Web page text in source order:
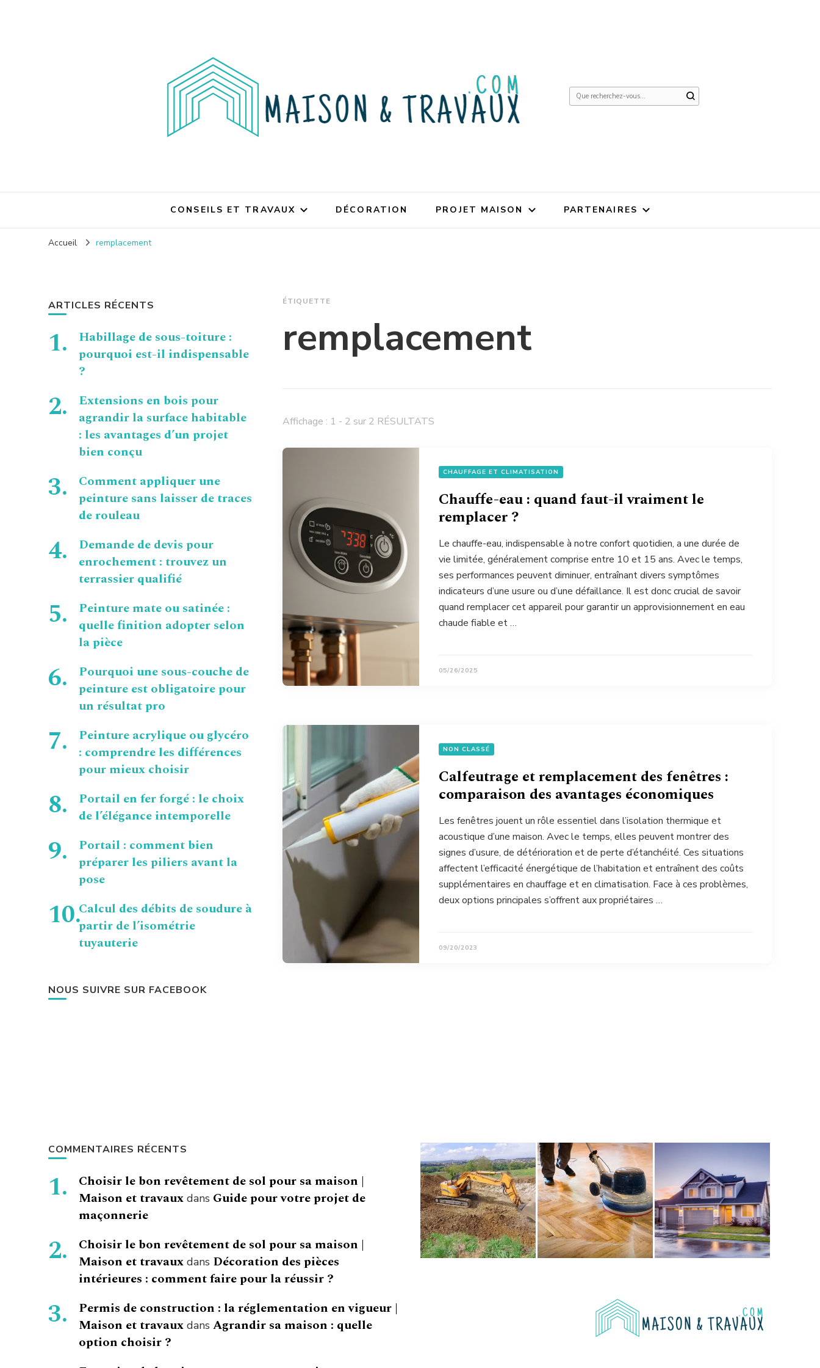
Vous
CONSEILS ET TRAVAUX DÉCORATION PROJET MAISON PARTENAIRES
Accueil remplacement
ÉTIQUETTE
remplacement
Affichage : 1 - 2 sur 2 RÉSULTATS
CHAUFFAGE ET CLIMATISATION
Chauffe-eau : quand faut-il vraiment le
remplacer ?
Le chauffe-eau, indispensable à notre confort quotidien, a une durée de
vie limitée, généralement comprise entre 10 et 15 ans. Avec le temps,
ses performances peuvent diminuer, entraînant divers symptômes
indicateurs d’une usure ou d’une défaillance. Il est donc crucial de savoir
quand remplacer cet appareil pour garantir un approvisionnement en eau
chaude fiable et …
05/26/2025
NON CLASSÉ
Calfeutrage et remplacement des fenêtres :
comparaison des avantages économiques
Les fenêtres jouent un rôle essentiel dans l’isolation thermique et
acoustique d’une maison. Avec le temps, elles peuvent montrer des
signes d’usure, de détérioration et de perte d’étanchéité. Ces situations
affectent l’efficacité énergétique de l’habitation et entraînent des coûts
supplémentaires en chauffage et en climatisation. Face à ces problèmes,
deux options principales s’offrent aux propriétaires …
09/20/2023
ARTICLES RÉCENTS
Habillage de sous-toiture :
pourquoi est-il indispensable
?
Extensions en bois pour
agrandir la surface habitable
: les avantages d’un projet
bien conçu
Comment appliquer une
peinture sans laisser de traces
de rouleau
Demande de devis pour
enrochement : trouvez un
terrassier qualifié
Peinture mate ou satinée :
quelle finition adopter selon
la pièce
Pourquoi une sous-couche de
peinture est obligatoire pour
un résultat pro
Peinture acrylique ou glycéro
: comprendre les différences
pour mieux choisir
Portail en fer forgé : le choix
de l’élégance intemporelle
Portail : comment bien
préparer les piliers avant la
pose
Calcul des débits de soudure à
partir de l’isométrie
tuyauterie
NOUS SUIVRE SUR FACEBOOK
COMMENTAIRES RÉCENTS
Choisir le bon revêtement de sol pour sa maison |
Maison et travaux dans Guide pour votre projet de
maçonnerie
Choisir le bon revêtement de sol pour sa maison |
Maison et travaux dans Décoration des pièces
intérieures : comment faire pour la réussir ?
Permis de construction : la réglementation en vigueur |
Maison et travaux dans Agrandir sa maison : quelle
option choisir ?